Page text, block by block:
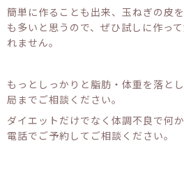
簡単に作ることも出来、玉ねぎの皮
も多いと思うので、ぜひ試しに作っ
れません。
もっとしっかりと脂肪・体重を落と
局までご相談ください。
ダイエットだけでなく体調不良で何
電話でご予約してご相談ください。